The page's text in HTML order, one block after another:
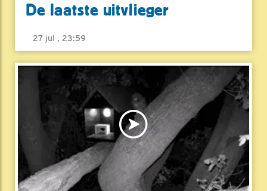
De laatste uitvlieger
27 jul , 23:59